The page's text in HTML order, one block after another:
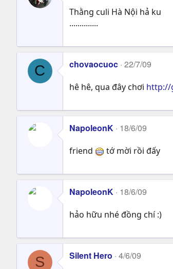
Thằng culi Hà Nội hả ku
..............
C chovaocuoc 22/7/09
hê hê, qua đây chơi http://
NapoleonK 18/6/09
friend tớ mời rồi đấy
NapoleonK 18/6/09
hảo hữu nhé đồng chí :)
S Silent Hero 4/6/09